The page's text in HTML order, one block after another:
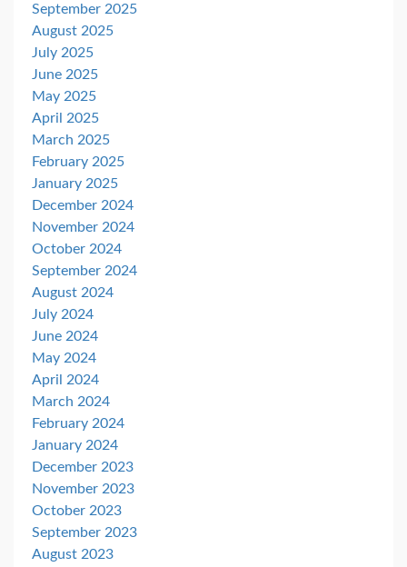
September 2025
August 2025
July 2025
June 2025
May 2025
April 2025
March 2025
February 2025
January 2025
December 2024
November 2024
October 2024
September 2024
August 2024
July 2024
June 2024
May 2024
April 2024
March 2024
February 2024
January 2024
December 2023
November 2023
October 2023
September 2023
August 2023